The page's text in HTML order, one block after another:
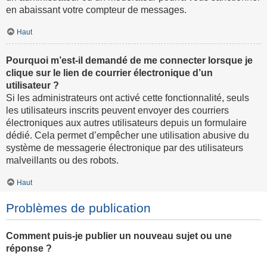
en abaissant votre compteur de messages.
Haut
Pourquoi m’est-il demandé de me connecter lorsque je
clique sur le lien de courrier électronique d’un
utilisateur ?
Si les administrateurs ont activé cette fonctionnalité, seuls
les utilisateurs inscrits peuvent envoyer des courriers
électroniques aux autres utilisateurs depuis un formulaire
dédié. Cela permet d’empêcher une utilisation abusive du
système de messagerie électronique par des utilisateurs
malveillants ou des robots.
Haut
Problèmes de publication
Comment puis-je publier un nouveau sujet ou une
réponse ?